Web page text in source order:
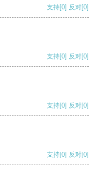
支持[0] 反对[0]
支持[0] 反对[0]
支持[0] 反对[0]
支持[0] 反对[0]